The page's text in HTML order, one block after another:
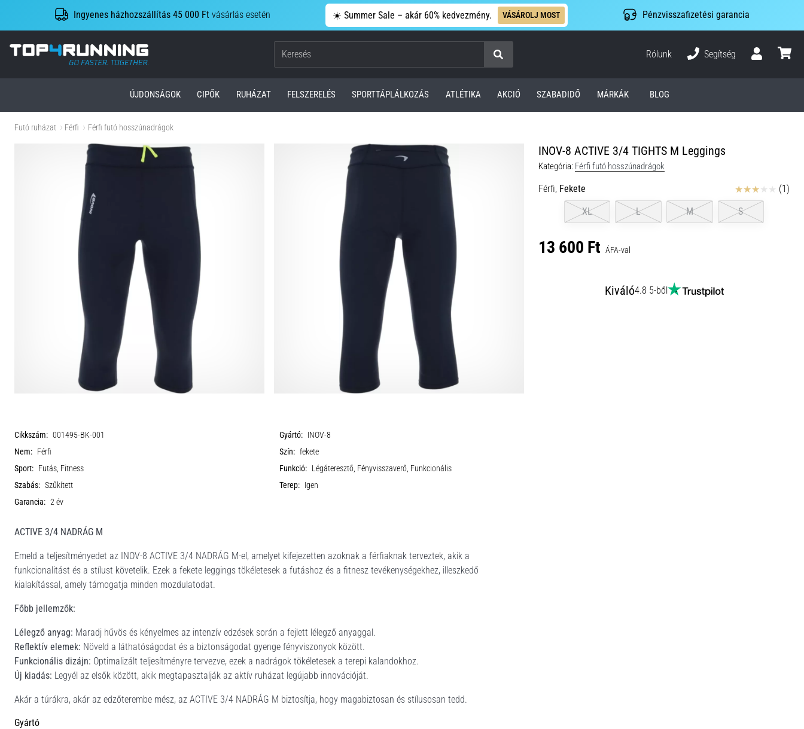
Ingyenes házhozszállítás 45 000 Ft vásárlás esetén ☀️ Summer Sale – akár 60% kedvezmény. VÁSÁROLJ MOST Pénzvisszafizetési garancia
Top4Running.hu
Keresés
Rólunk
Segítség
ÚJDONSÁGOK CIPŐK RUHÁZAT FELSZERELÉS SPORTTÁPLÁLKOZÁS ATLÉTIKA AKCIÓ SZABADIDŐ MÁRKÁK BLOG
Futó ruházat Férfi Férfi futó hosszúnadrágok
INOV-8 ACTIVE 3/4 TIGHTS M Leggings
Kategória: Férfi futó hosszúnadrágok
Férfi, Fekete Értékelés
(1)
XL
L M S
13 600 Ft ÁFA-val
Kiváló4.8 5-ből
Cikkszám: 001495-BK-001 Gyártó: INOV-8
Nem: Férfi Szín: fekete
Sport: Futás, Fitness Funkció: Légáteresztő, Fényvisszaverő, Funkcionális
Szabás: Szűkített Terep: Igen
Garancia: 2 év
ACTIVE 3/4 NADRÁG M
Emeld a teljesítményedet az INOV-8 ACTIVE 3/4 NADRÁG M-el, amelyet kifejezetten azoknak a férfiaknak terveztek, akik a
funkcionalitást és a stílust követelik. Ezek a fekete leggings tökéletesek a futáshoz és a fitnesz tevékenységekhez, illeszkedő
kialakítással, amely támogatja minden mozdulatodat.
Főbb jellemzők:
Lélegző anyag: Maradj hűvös és kényelmes az intenzív edzések során a fejlett lélegző anyaggal.
Reflektív elemek: Növeld a láthatóságodat és a biztonságodat gyenge fényviszonyok között.
Funkcionális dizájn: Optimalizált teljesítményre tervezve, ezek a nadrágok tökéletesek a terepi kalandokhoz.
Új kiadás: Legyél az elsők között, akik megtapasztalják az aktív ruházat legújabb innovációját.
Akár a túrákra, akár az edzőterembe mész, az ACTIVE 3/4 NADRÁG M biztosítja, hogy magabiztosan és stílusosan tedd.
Gyártó